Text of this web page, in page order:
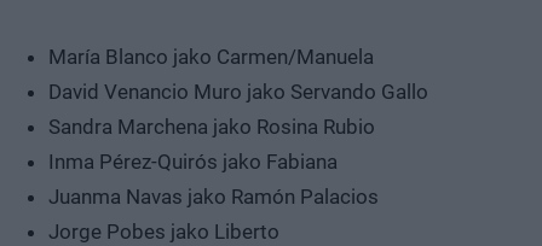
María Blanco jako Carmen/Manuela
David Venancio Muro jako Servando Gallo
Sandra Marchena jako Rosina Rubio
Inma Pérez-Quirós jako Fabiana
Juanma Navas jako Ramón Palacios
Jorge Pobes jako Liberto